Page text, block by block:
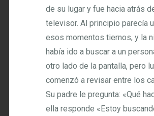
de su lugar y fue hacia atrás
televisor. Al principio parecía
esos momentos tiernos, y la
había ido a buscar a un
otro lado de la pantalla, pero
comenzó a revisar entre los
Su padre le pregunta: «Qué
ella responde «Estoy